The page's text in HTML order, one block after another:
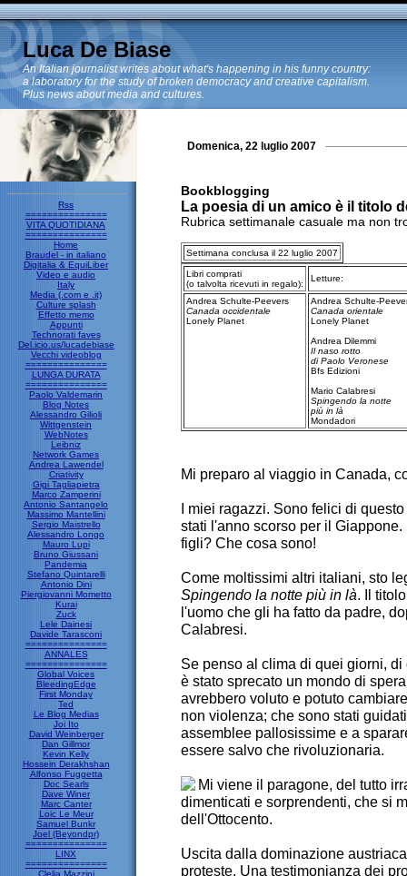
Luca De Biase
An Italian journalist writes about what's happening in his funny country:
a laboratory for the study of broken democracy and creative capitalism.
Plus news about media and cultures.
Rss
===============
VITA QUOTIDIANA
===============
Home
Braudel - in italiano
Digitalia & EquiLiber
Video e audio
Italy
Media (.com e .it)
Culture splash
Effetto memo
Appunti
Technorati faves
Del.icio.us/lucadebiase
Vecchi videoblog
===============
LUNGA DURATA
===============
Paolo Valdemarin
Blog Notes
Alessandro Gilioli
Wittgenstein
WebNotes
Leibniz
Network Games
Andrea Lawendel
Criativity
Gigi Tagliapietra
Marco Zamperini
Antonio Santangelo
Massimo Mantellini
Sergio Maistrello
Alessandro Longo
Mauro Lupi
Bruno Giussani
Pandemia
Stefano Quintarelli
Antonio Dini
Piergiovanni Mometto
Kurai
Zuck
Lele Dainesi
Davide Tarasconi
===============
ANNALES
===============
Global Voices
BleedingEdge
First Monday
Ted
Le Blog Medias
Joi Ito
David Weinberger
Dan Gillmor
Kevin Kelly
Hossein Derakhshan
Alfonso Fuggetta
Doc Searls
Dave Winer
Marc Canter
Loic Le Meur
Samuel Bunkr
Joel (Beyondpr)
===============
LINX
===============
Clelia Mazzini
Domenica, 22 luglio 2007
Bookblogging
La poesia di un amico è il titolo
Rubrica settimanale casuale ma non
Settimana conclusa il 22 luglio 2007
Libri comprati
(o talvolta ricevuti in regalo):
Letture:
Andrea Schulte-Peevers
Canada occidentale
Lonely Planet
Andrea Schulte-
Canada orientale
Lonely Planet
Andrea Dilemmi
Il naso rotto
di Paolo Veronese
Bfs Edizioni
Mario Calabresi
Spingendo la notte
più in là
Mondadori
Mi preparo al viaggio in Canada,
I miei ragazzi. Sono felici di
stati l'anno scorso per il
figli? Che cosa sono!
Come moltissimi altri italiani, sto
Spingendo la notte più in là. Il
l'uomo che gli ha fatto da padre,
Calabresi.
Se penso al clima di quei giorni,
è stato sprecato un mondo di
avrebbero voluto e potuto
non violenza; che sono stati
assemblee pallosissime e a
essere salvo che rivoluzionaria.
Mi viene il paragone, del tutto
dimenticati e sorprendenti, che si
dell'Ottocento.
Uscita dalla dominazione
proteste. Una testimonianza dei